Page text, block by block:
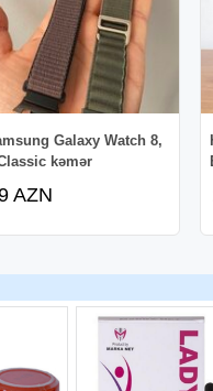
Galaxy Watch 8,
kəmər
AZN